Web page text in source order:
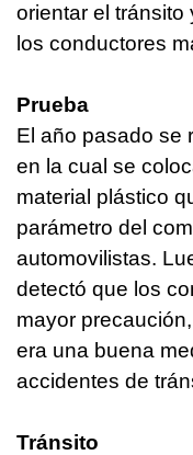
orientar el tránsito
los conductores
Prueba
El año pasado se
en la cual se
material plástico
parámetro del
automovilistas.
detectó que los
mayor
era una buena
accidentes de
Tránsito